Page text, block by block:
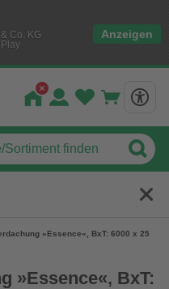
Co. KG
Anzeigen
»Essence«, BxT: 6000 x 2500
»Essence«, BxT: